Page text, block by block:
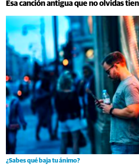
Esa canción antigua que no olvidas
¿Sabes qué baja tu ánimo?